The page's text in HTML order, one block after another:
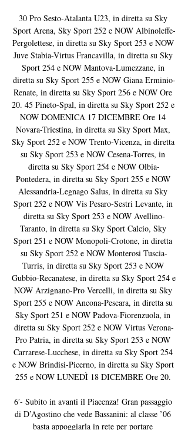
30 Pro Sesto-Atalanta U23, in diretta su Sky
Sport Arena, Sky Sport 252 e NOW Albinoleffe-
Pergolettese, in diretta su Sky Sport 253 e NOW
Juve Stabia-Virtus Francavilla, in diretta su Sky
Sport 254 e NOW Mantova-Lumezzane, in
diretta su Sky Sport 255 e NOW Giana Erminio-
Renate, in diretta su Sky Sport 256 e NOW Ore
20. 45 Pineto-Spal, in diretta su Sky Sport 252 e
NOW DOMENICA 17 DICEMBRE Ore 14
Novara-Triestina, in diretta su Sky Sport Max,
Sky Sport 252 e NOW Trento-Vicenza, in diretta
su Sky Sport 253 e NOW Cesena-Torres, in
diretta su Sky Sport 254 e NOW Olbia-
Pontedera, in diretta su Sky Sport 255 e NOW
Alessandria-Legnago Salus, in diretta su Sky
Sport 252 e NOW Vis Pesaro-Sestri Levante, in
diretta su Sky Sport 253 e NOW Avellino-
Taranto, in diretta su Sky Sport Calcio, Sky
Sport 251 e NOW Monopoli-Crotone, in diretta
su Sky Sport 252 e NOW Monterosi Tuscia-
Turris, in diretta su Sky Sport 253 e NOW
Gubbio-Recanatese, in diretta su Sky Sport 254 e
NOW Arzignano-Pro Vercelli, in diretta su Sky
Sport 255 e NOW Ancona-Pescara, in diretta su
Sky Sport 251 e NOW Padova-Fiorenzuola, in
diretta su Sky Sport 252 e NOW Virtus Verona-
Pro Patria, in diretta su Sky Sport 253 e NOW
Carrarese-Lucchese, in diretta su Sky Sport 254
e NOW Brindisi-Picerno, in diretta su Sky Sport
255 e NOW LUNEDÌ 18 DICEMBRE Ore 20.
6′- Subito in avanti il Piacenza! Gran passaggio
di D’Agostino che vede Bassanini: al classe ’06
basta appoggiarla in rete per portare